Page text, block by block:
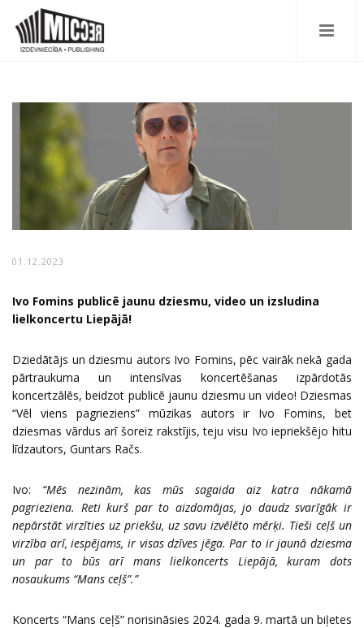
01.12.2023
Ivo Fomins publicē jaunu dziesmu, video un izsludina
lielkoncertu Liepājā!
Dziedātājs un dziesmu autors Ivo Fomins, pēc vairāk nekā gada
pārtraukuma un intensīvas koncertēšanas izpārdotās
koncertzālēs, beidzot publicē jaunu dziesmu un video! Dziesmas
“Vēl viens pagrieziens” mūzikas autors ir Ivo Fomins, bet
dziesmas vārdus arī šoreiz rakstījis, teju visu Ivo iepriekšējo hitu
līdzautors, Guntars Račs.
Ivo: “Mēs nezinām, kas mūs sagaida aiz katra nākamā
pagrieziena. Reti kurš par to aizdomājas, jo daudz svarīgāk ir
nepārstāt virzīties uz priekšu, uz savu izvēlēto mērķi. Tieši ceļš un
virzība arī, iespējams, ir visas dzīves jēga. Par to ir jaunā dziesma
un par to būs arī mans lielkoncerts Liepājā, kuram dots
nosaukums “Mans ceļš”.”
Koncerts “Mans ceļš” norisināsies 2024. gada 9. martā un biļetes